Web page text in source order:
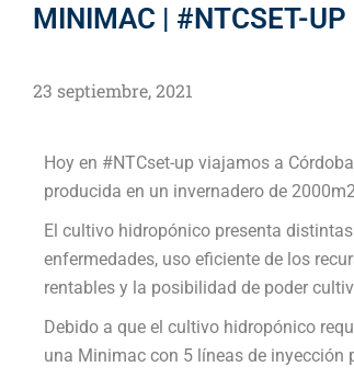
MINIMAC | #NTCSET-UP
23 septiembre, 2021
Hoy en #NTCset-up viajamos a
producida en un invernadero de
El cultivo hidropónico presenta
enfermedades, uso eficiente de los
rentables y la posibilidad de poder
Debido a que el cultivo hidropónico
una Minimac con 5 líneas de